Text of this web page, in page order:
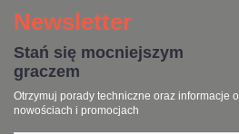
Newsletter
Stań się mocniejszym
graczem
Otrzymuj porady techniczne oraz informacje o
nowościach i promocjach